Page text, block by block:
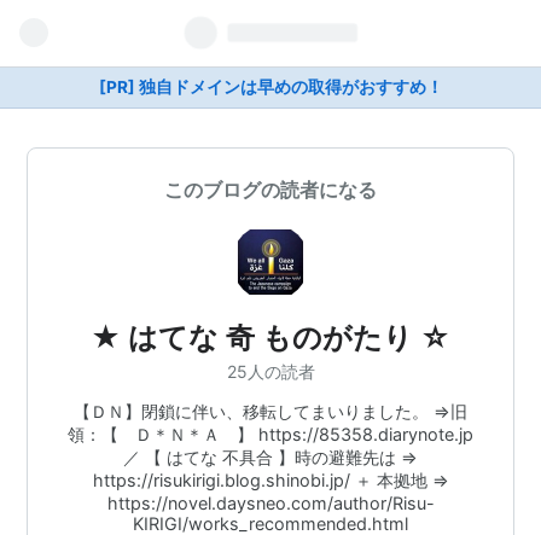
[PR] 独自ドメインは早めの取得がおすすめ！
このブログの読者になる
★ はてな 奇 ものがたり ☆
25人の読者
【ＤＮ】閉鎖に伴い、移転してまいりました。 ⇒旧
領：【 Ｄ＊Ｎ＊Ａ 】 https://85358.diarynote.jp
／ 【 はてな 不具合 】時の避難先は ⇒
https://risukirigi.blog.shinobi.jp/ ＋ 本拠地 ⇒
https://novel.daysneo.com/author/Risu-
KIRIGI/works_recommended.html